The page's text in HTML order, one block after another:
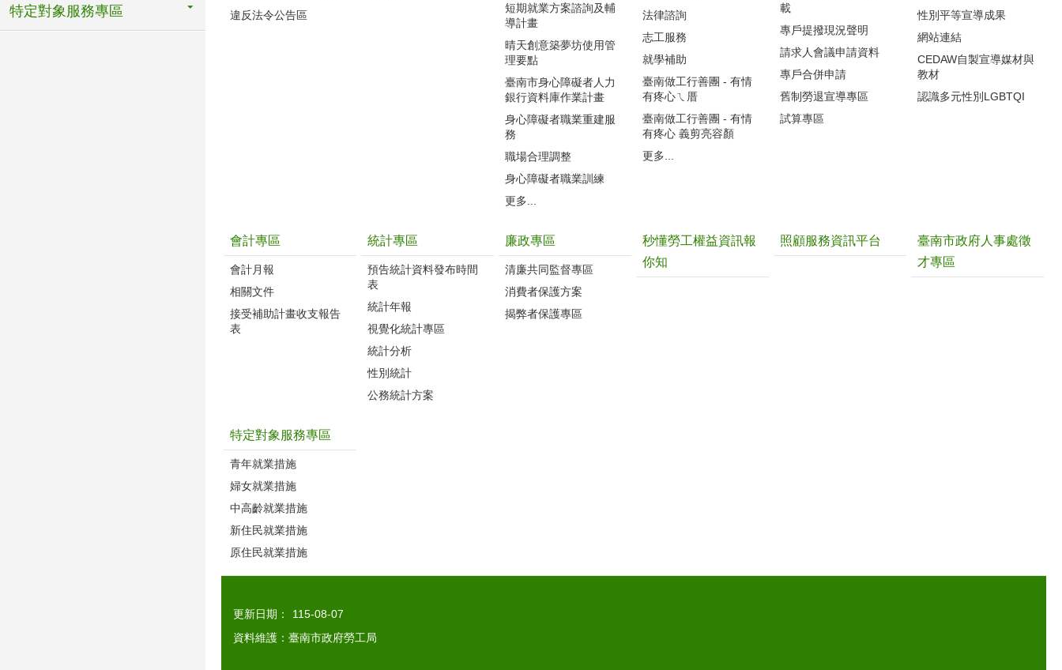
特定對象服務專區
違反法令公告區
短期就業方案諮詢及輔
導計畫
晴天創意築夢坊使用管
理要點
臺南市身心障礙者人力
銀行資料庫作業計畫
身心障礙者職業重建服
務
職場合理調整
身心障礙者職業訓練
更多...
法律諮詢
志工服務
就學補助
臺南做工行善團 - 有情
有疼心ㄟ厝
臺南做工行善團 - 有情
有疼心 義剪亮容顏
更多...
載
專戶提撥現況聲明
請求人會議申請資料
專戶合併申請
舊制勞退宣導專區
試算專區
性別平等宣導成果
網站連結
CEDAW自製宣導媒材與
教材
認識多元性別LGBTQI
會計專區
會計月報
相關文件
接受補助計畫收支報告
表
統計專區
預告統計資料發布時間
表
統計年報
視覺化統計專區
統計分析
性別統計
公務統計方案
廉政專區
清廉共同監督專區
消費者保護方案
揭弊者保護專區
秒懂勞工權益資訊報
你知
照顧服務資訊平台
臺南市政府人事處徵
才專區
特定對象服務專區
青年就業措施
婦女就業措施
中高齡就業措施
新住民就業措施
原住民就業措施
更新日期：
115-08-07
資料維護：臺南市政府勞工局